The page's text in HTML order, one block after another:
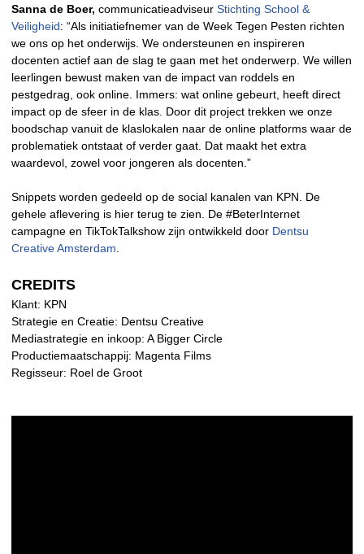
Sanna de Boer, communicatieadviseur Stichting School &
Veiligheid: “Als initiatiefnemer van de Week Tegen Pesten richten
we ons op het onderwijs. We ondersteunen en inspireren
docenten actief aan de slag te gaan met het onderwerp. We willen
leerlingen bewust maken van de impact van roddels en
pestgedrag, ook online. Immers: wat online gebeurt, heeft direct
impact op de sfeer in de klas. Door dit project trekken we onze
boodschap vanuit de klaslokalen naar de online platforms waar de
problematiek ontstaat of verder gaat. Dat maakt het extra
waardevol, zowel voor jongeren als docenten.”
Snippets worden gedeeld op de social kanalen van KPN. De
gehele aflevering is hier terug te zien. De #BeterInternet
campagne en TikTokTalkshow zijn ontwikkeld door Dentsu
Creative Amsterdam
CREDITS
Klant: KPN
Strategie en Creatie: Dentsu Creative
Mediastrategie en inkoop: A Bigger Circle
Productiemaatschappij: Magenta Films
Regisseur: Roel de Groot